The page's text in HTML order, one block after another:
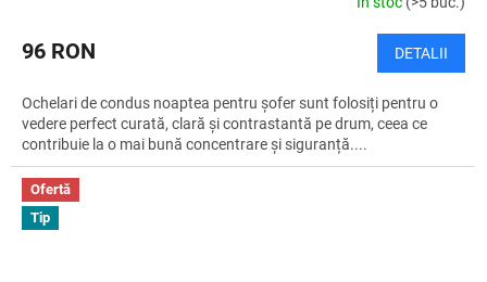
96 RON DETALII
Ochelari de condus noaptea pentru șofer sunt folosiți pentru o
vedere perfect curată, clară și contrastantă pe drum, ceea ce
contribuie la o mai bună concentrare și siguranță....
Ofertă
Tip